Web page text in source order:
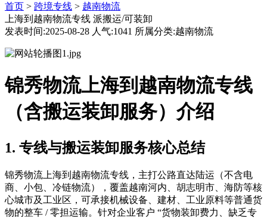
首页 > 跨境专线 > 越南物流
上海到越南物流专线 派搬运/可装卸
发表时间:2025-08-28 人气:1041 所属分类:越南物流
锦秀物流上海到越南物流专线
（含搬运装卸服务）介绍
1. 专线与搬运装卸服务核心总结
锦秀物流上海到越南物流专线，主打公路直达陆运（不含电
商、小包、冷链物流），覆盖越南河内、胡志明市、海防等核
心城市及工业区，可承接机械设备、建材、工业原料等普通货
物的整车 / 零担运输。针对企业客户 “货物装卸费力、缺乏专